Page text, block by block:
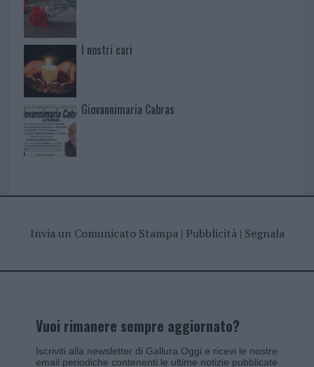
I nostri cari
Giovannimaria Cabras
Invia un Comunicato Stampa| Pubblicità| Segnala
Vuoi rimanere sempre aggiornato?
Iscriviti alla newsletter di Gallura Oggi e ricevi le nostre
email periodiche contenenti le ultime notizie pubblicate